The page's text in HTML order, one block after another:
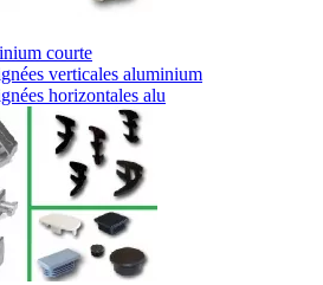
courte
verticales aluminium
horizontales alu